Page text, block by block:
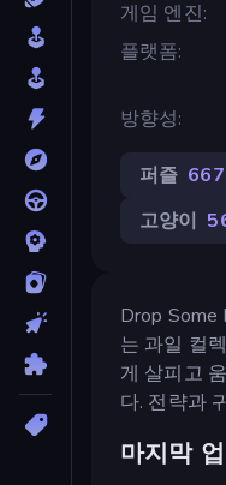
게임 엔진
플랫폼
방향성
퍼즐 667
고양이
Drop Some
는 과일 컬
게 살피고
다. 전략과
마지막